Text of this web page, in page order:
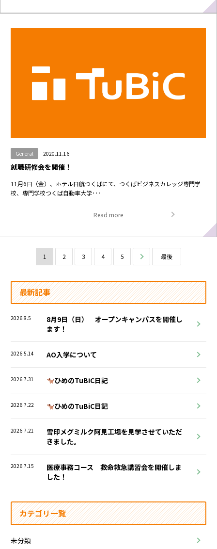
General 2020.11.16
就職研修会を開催！
11月6日（金）、ホテル日航つくばにて、つくばビジネスカレッジ専門学
校、専門学校つくば自動車大学･･･
Read more
1 2 3 4 5 次へ 最後
最新記事
2026.8.5
8月9日（日） オープンキャンパスを開催し
ます！
2026.5.14 AO入学について
2026.7.31 ひめのTuBiC日記
2026.7.22 ひめのTuBiC日記
2026.7.21
雪印メグミルク阿見工場を見学させていただ
きました。
2026.7.15
医療事務コース 救命救急講習会を開催しま
した！
カテゴリ一覧
未分類